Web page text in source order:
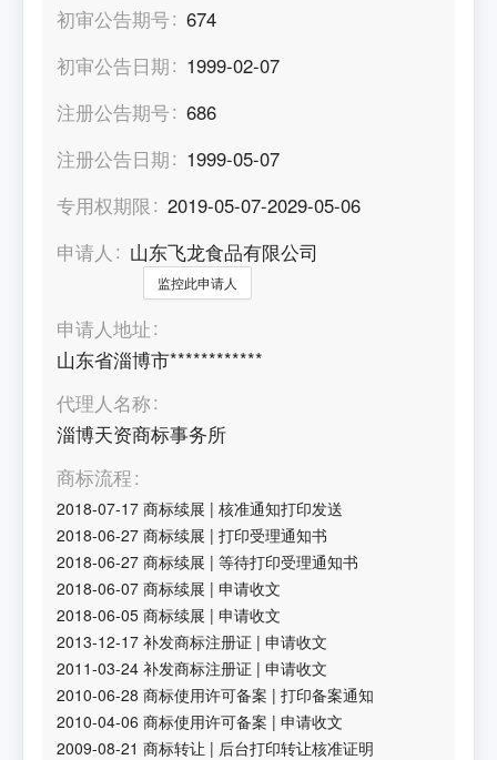
初审公告期号
674
初审公告日期
1999-02-07
注册公告期号
686
注册公告日期
1999-05-07
专用权期限
2019-05-07-2029-05-06
申请人
山东飞龙食品有限公司
监控此申请人
申请人地址
山东省淄博市************
代理人名称
淄博天资商标事务所
商标流程
2018-07-17 商标续展 |核准通知打印发送
2018-06-27 商标续展 |打印受理通知书
2018-06-27 商标续展 |等待打印受理通知书
2018-06-07 商标续展 |申请收文
2018-06-05 商标续展 |申请收文
2013-12-17 补发商标注册证 |申请收文
2011-03-24 补发商标注册证 |申请收文
2010-06-28 商标使用许可备案 |打印备案通知
2010-04-06 商标使用许可备案 |申请收文
2009-08-21 商标转让 | 后台打印转让核准证明